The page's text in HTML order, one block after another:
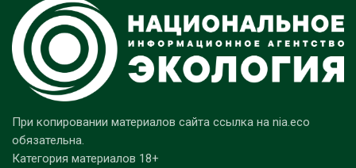
При копировании материалов сайта ссылка на nia.eco
обязательна.
Категория материалов 18+